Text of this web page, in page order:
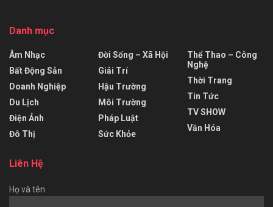
Danh mục
Âm Nhạc
Bất Động Sản
Doanh Nghiệp
Du Lịch
Điện Ảnh
Đô Thị
Đời Sống – Xã Hội
Giải Trí
Hậu Trường
Môi Trường
Pháp Luật
Sức Khỏe
Thể Thao – Công
Nghệ
Thời Trang
Tin Tức
TV SHOW
Văn Hóa
Liên Hệ
Họ và tên